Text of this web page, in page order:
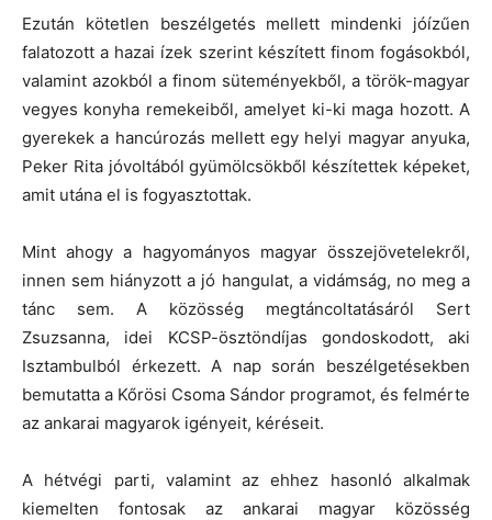
Ezután kötetlen beszélgetés mellett mindenki jóízűen
falatozott a hazai ízek szerint készített finom fogásokból,
valamint azokból a finom süteményekből, a török-magyar
vegyes konyha remekeiből, amelyet ki-ki maga hozott. A
gyerekek a hancúrozás mellett egy helyi magyar anyuka,
Peker Rita jóvoltából gyümölcsökből készítettek képeket,
amit utána el is fogyasztottak.
Mint ahogy a hagyományos magyar összejövetelekről,
innen sem hiányzott a jó hangulat, a vidámság, no meg a
tánc sem. A közösség megtáncoltatásáról Sert
Zsuzsanna, idei KCSP-ösztöndíjas gondoskodott, aki
Isztambulból érkezett. A nap során beszélgetésekben
bemutatta a Kőrösi Csoma Sándor programot, és felmérte
az ankarai magyarok igényeit, kéréseit.
A hétvégi parti, valamint az ehhez hasonló alkalmak
kiemelten fontosak az ankarai magyar közösség